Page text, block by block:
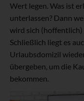
Wert legen. Was ist
unterlassen? Dann
wird sich (hoffentlich)
Schließlich liegt es
Urlaubsdomizil
übergeben, um die
bekommen.